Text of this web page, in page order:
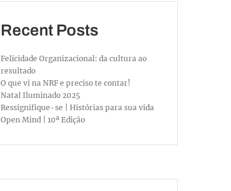
Recent Posts
Felicidade Organizacional: da cultura ao
resultado
O que vi na NRF e preciso te contar!
Natal Iluminado 2025
Ressignifique-se | Histórias para sua vida
Open Mind | 10ª Edição